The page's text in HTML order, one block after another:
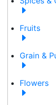
Fruits
Grain &
Flowers